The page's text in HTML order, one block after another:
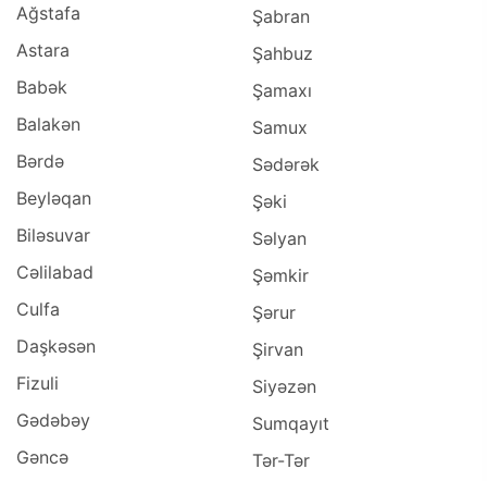
Ağstafa
Astara
Babək
Balakən
Bərdə
Beyləqan
Biləsuvar
Cəlilabad
Culfa
Daşkəsən
Fizuli
Gədəbəy
Gəncə
Şabran
Şahbuz
Şamaxı
Samux
Sədərək
Şəki
Səlyan
Şəmkir
Şərur
Şirvan
Siyəzən
Sumqayıt
Tər-Tər